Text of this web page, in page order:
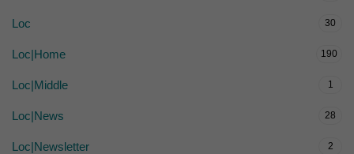
Loc 30
Loc|Home 190
Loc|Middle 1
Loc|News 28
Loc|Newsletter 2